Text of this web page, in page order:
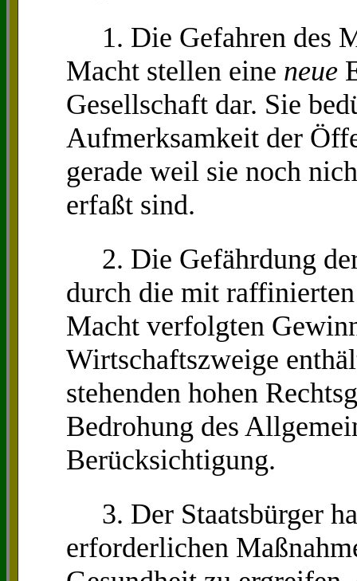
1. Die Gefahren des
Macht stellen eine neue
Gesellschaft dar. Sie
Aufmerksamkeit der
gerade weil sie noch
erfaßt sind.
2. Die Gefährdung
durch die mit
Macht verfolgten
Wirtschaftszweige
stehenden hohen
Bedrohung des
Berücksichtigung.
3. Der Staatsbürger
erforderlichen